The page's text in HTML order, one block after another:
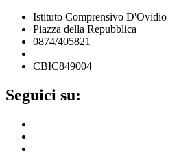
Istituto Comprensivo D'Ovidio
Piazza della Repubblica
0874/405821
CBIC849004
Seguici su: